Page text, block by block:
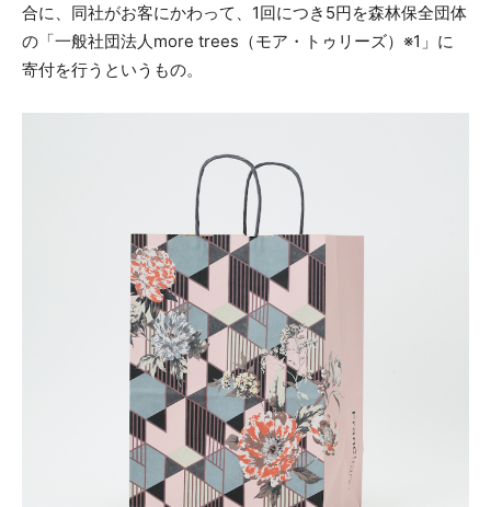
合に、同社がお客にかわって、1回につき5円を森林保全団体
の「一般社団法人more trees（モア・トゥリーズ）※1」に
寄付を行うというもの。